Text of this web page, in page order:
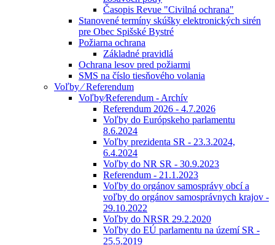
Časopis Revue "Civilná ochrana"
Stanovené termíny skúšky elektronických sirén
pre Obec Spišské Bystré
Požiarna ochrana
Základné pravidlá
Ochrana lesov pred požiarmi
SMS na číslo tiesňového volania
Voľby ⁄ Referendum
Voľby⁄Referendum - Archív
Referendum 2026 - 4.7.2026
Voľby do Európskeho parlamentu
8.6.2024
Voľby prezidenta SR - 23.3.2024,
6.4.2024
Voľby do NR SR - 30.9.2023
Referendum - 21.1.2023
Voľby do orgánov samosprávy obcí a
voľby do orgánov samosprávnych krajov -
29.10.2022
Voľby do NRSR 29.2.2020
Voľby do EÚ parlamentu na území SR -
25.5.2019